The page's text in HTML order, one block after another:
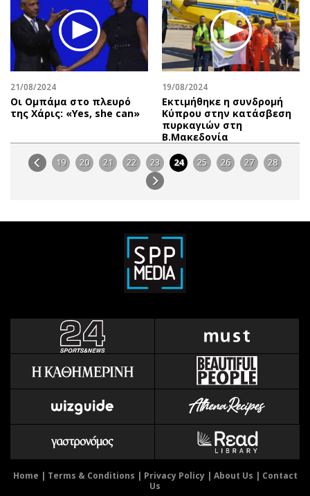
21/08/2024
Οι Ομπάμα στο πλευρό
της Χάρις: «Yes, she can»
19/08/2024
Εκτιμήθηκε η συνδρομή
Κύπρου στην κατάσβεση
πυρκαγιών στη
Β.Μακεδονία
19 20 21 22 23 24 25 26 27 28
Home | Terms & Conditions | Privacy Policy| About Us | Contact
Us